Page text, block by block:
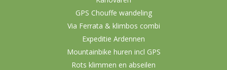
GPS Chouffe wandeling
Via Ferrata & klimbos combi
Expeditie Ardennen
Mountainbike huren incl GPS
Rots klimmen en abseilen